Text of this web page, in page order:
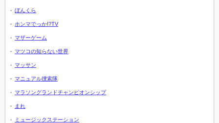
ぼんくら
ホンマでっか!?TV
マザーゲーム
マツコの知らない世界
マッサン
マニュアル捜索隊
マラソングランドチャンピオンシップ
まれ
ミュージックステーション